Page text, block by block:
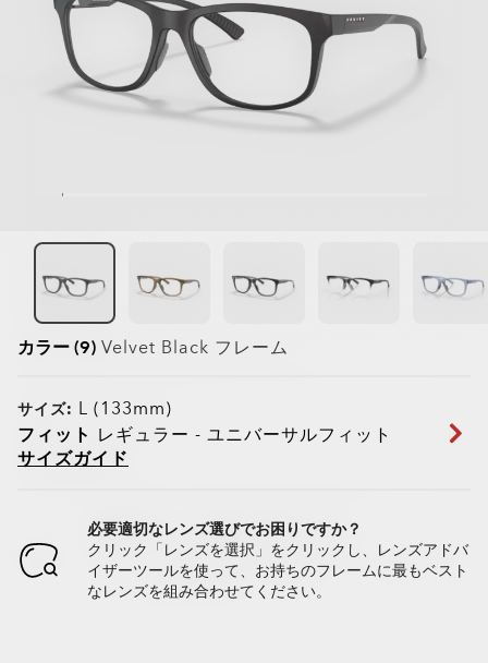
カラー (9) Velvet Black フレーム
サイズ: L (133mm)
フィット レギュラー - ユニバーサルフィット
サイズガイド
必要適切なレンズ選びでお困りですか？
クリック「レンズを選択」をクリックし、レンズアドバ
イザーツールを使って、お持ちのフレームに最もベスト
なレンズを組み合わせてください。